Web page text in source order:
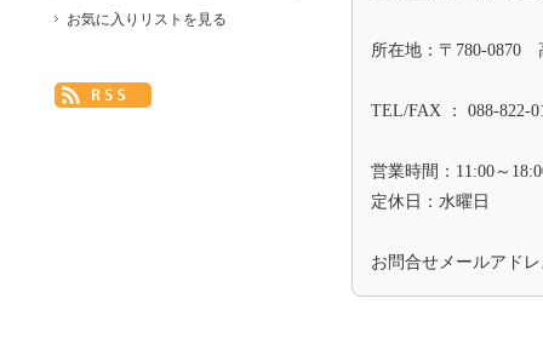
所在地：〒780-0870
TEL/FAX ： 088-822-
営業時間：11:00～
定休日：水曜日
お問合せメールアド
お気に入りリストを見る